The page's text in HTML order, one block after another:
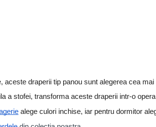
draperii tip panou sunt alegerea cea mai
a stofei, transforma aceste draperii intr-o
alege culori inchise, iar pentru dormitor